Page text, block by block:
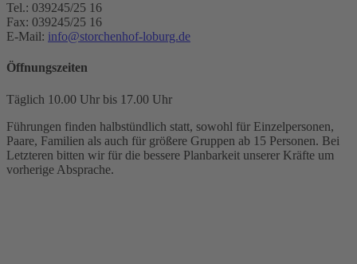
Tel.: 039245/25 16
Fax: 039245/25 16
E-Mail: info@storchenhof-loburg.de
Öffnungszeiten
Täglich 10.00 Uhr bis 17.00 Uhr
Führungen finden halbstündlich statt, sowohl für Einzelpersonen,
Paare, Familien als auch für größere Gruppen ab 15 Personen. Bei
Letzteren bitten wir für die bessere Planbarkeit unserer Kräfte um
vorherige Absprache.